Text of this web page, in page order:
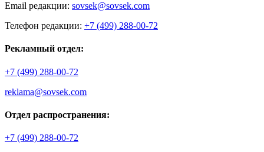
Email редакции: sovsek@sovsek.com
Телефон редакции: +7 (499) 288-00-72
Рекламный отдел:
+7 (499) 288-00-72
reklama@sovsek.com
Отдел распространения:
+7 (499) 288-00-72